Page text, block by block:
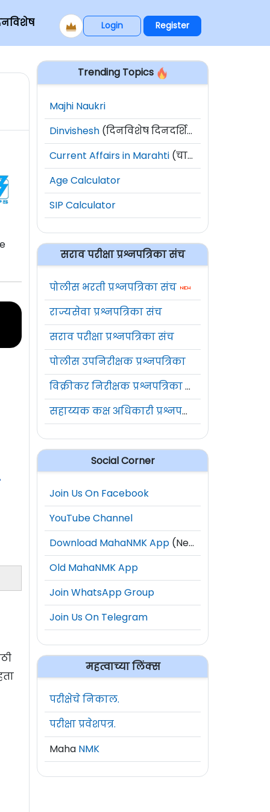
Login Register
Trending Topics
Majhi Naukri
Dinvishesh (दिनविशेष दिनदर्शिका)
Current Affairs in Marahti (चालू घडामोडी)
Age Calculator
SIP Calculator
सराव परीक्षा प्रश्नपत्रिका संच
पोलीस भरती प्रश्नपत्रिका संच
राज्यसेवा प्रश्नपत्रिका संच
सराव परीक्षा प्रश्नपत्रिका संच
पोलीस उपनिरीक्षक प्रश्नपत्रिका
विक्रीकर निरीक्षक प्रश्नपत्रिका संच
सहाय्यक कक्ष अधिकारी प्रश्नपत्रिका संच
Social Corner
Join Us On Facebook
YouTube Channel
Download MahaNMK App (New)
Old MahaNMK App
Join WhatsApp Group
Join Us On Telegram
महत्वाच्या लिंक्स
परीक्षेचे निकाल.
परीक्षा प्रवेशपत्र.
Maha NMK